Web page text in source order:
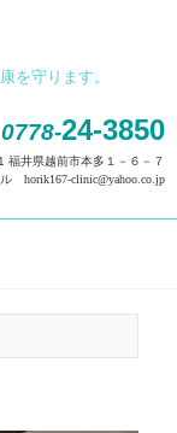
を守ります。
0778-24-3850
井県越前市本多１－６－７
horik167-clinic@yahoo.co.jp